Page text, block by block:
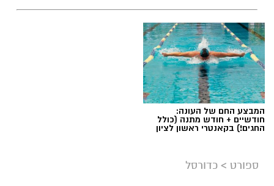
המבצע החם של העונה:
חודשיים + חודש מתנה (כולל
החגים!) בקאנטרי ראשון לציון
ספורט > כדורסל